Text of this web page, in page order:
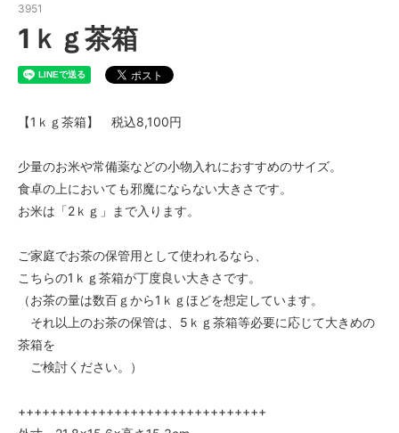
3951
1ｋｇ茶箱
【1ｋｇ茶箱】 税込8,100円
少量のお米や常備薬などの小物入れにおすすめのサイズ。
食卓の上においても邪魔にならない大きさです。
お米は「2ｋｇ」まで入ります。
ご家庭でお茶の保管用として使われるなら、
こちらの1ｋｇ茶箱が丁度良い大きさです。
（お茶の量は数百ｇから1ｋｇほどを想定しています。
それ以上のお茶の保管は、5ｋｇ茶箱等必要に応じて大きめの
茶箱を
ご検討ください。）
+++++++++++++++++++++++++++++++